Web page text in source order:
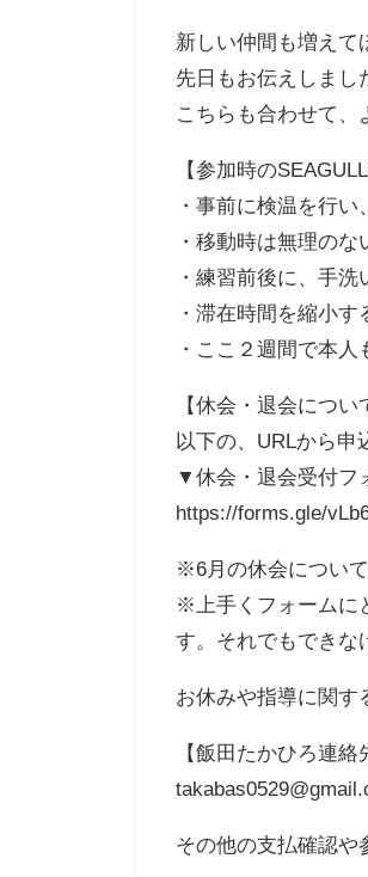
新しい仲間も増えて
先日もお伝えしまし
こちらも合わせて、
【参加時の
・事前に検温を行
・移動時は無理のな
・練習前後に、手
・滞在時間を縮小
・ここ２週間で本
【休会・退会につい
以下の、URLから申
▼休会・退会受付フ
https://forms.gle/
※6月の休会につい
※上手くフォームに
す。それでもできな
お休みや指導に関す
【飯田たかひろ連絡
その他の支払確認や